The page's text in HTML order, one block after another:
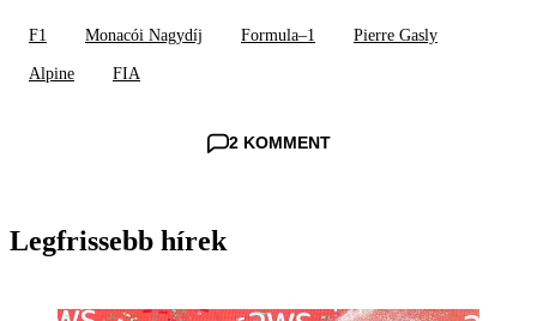
F1 Monacói Nagydíj Formula–1 Pierre Gasly
Alpine FIA
2 KOMMENT
Legfrissebb hírek